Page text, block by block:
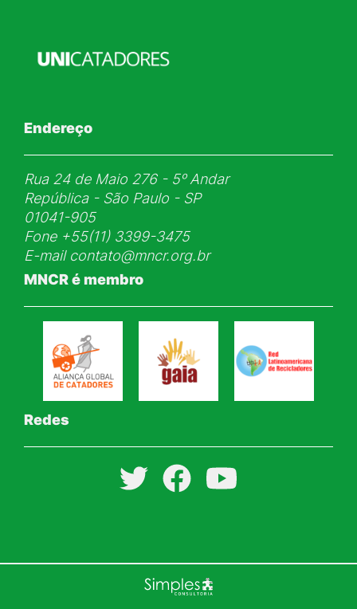
Endereço
Rua 24 de Maio 276 - 5ᵒ Andar
República - São Paulo - SP
01041-905
Fone+55(11) 3399-3475
E-mail contato@mncr.org.br
MNCR é membro
Redes